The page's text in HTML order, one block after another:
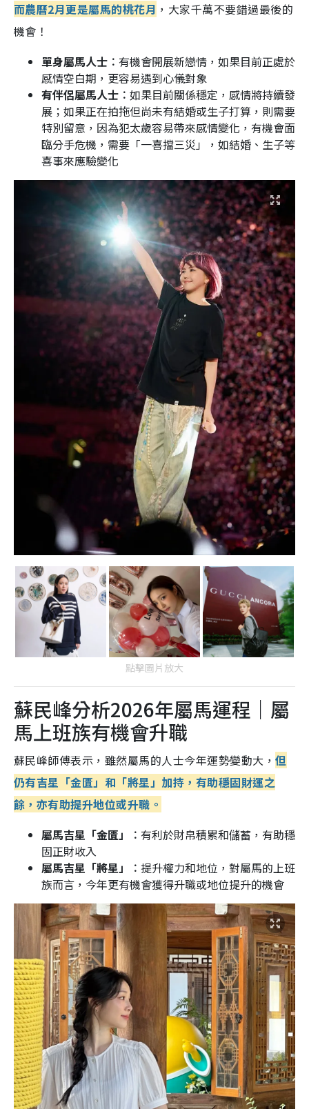
而農曆2月更是屬馬的桃花月 ，大家千萬不要錯過最後的
機會！
單身屬馬人士︰ 有機會開展新戀情，如果目前正處於
感情空白期，更容易遇到心儀對象
有伴侶屬馬人士︰ 如果目前關係穩定，感情將持續發
展；如果正在拍拖但尚未有結婚或生子打算，則需要
特別留意，因為犯太歲容易帶來感情變化，有機會面
臨分手危機，需要「一喜擋三災」，如結婚、生子等
喜事來應驗變化
點擊圖片放大
蘇民峰分析2026年屬馬運程｜屬
馬上班族有機會升職
蘇民峰師傅表示，雖然屬馬的人士今年運勢變動大，但
仍有吉星「金匱」和「將星」加持，有助穩固財運之
餘，亦有助提升地位或升職。
屬馬吉星「金匱」︰ 有利於財帛積累和儲蓄，有助穩
固正財收入
屬馬吉星「將星」︰ 提升權力和地位，對屬馬的上班
族而言，今年更有機會獲得升職或地位提升的機會